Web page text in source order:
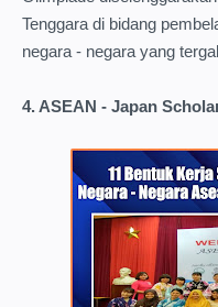
Tenggara di bidang
negara - negara yang
4. ASEAN - Japan